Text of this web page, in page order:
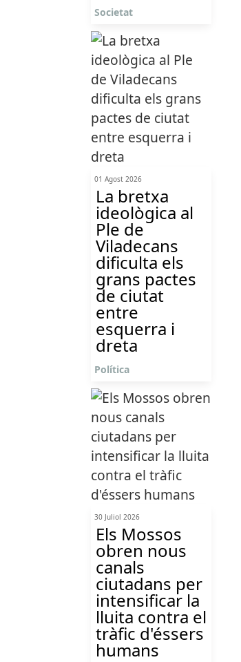
Societat
01 Agost 2026
La bretxa
ideològica al
Ple de
Viladecans
dificulta els
grans pactes
de ciutat
entre
esquerra i
dreta
Política
30 Juliol 2026
Els Mossos
obren nous
canals
ciutadans per
intensificar la
lluita contra el
tràfic d'éssers
humans